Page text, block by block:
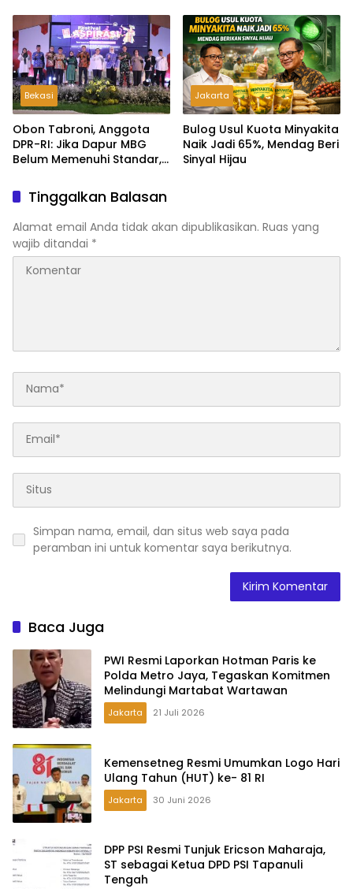
MBG: Tak Sesuai Aturan di
Lapangan, Akan Dibabat
Bekasi
Obon Tabroni, Anggota
DPR-RI: Jika Dapur MBG
Belum Memenuhi Standar,
Ditutup
Jakarta
Bulog Usul Kuota Minyakita
Naik Jadi 65%, Mendag Beri
Sinyal Hijau
Tinggalkan Balasan
Alamat email Anda tidak akan dipublikasikan. Ruas yang
wajib ditandai *
Simpan nama, email, dan situs web saya pada
peramban ini untuk komentar saya berikutnya.
Baca Juga
PWI Resmi Laporkan Hotman Paris ke
Polda Metro Jaya, Tegaskan Komitmen
Melindungi Martabat Wartawan
Jakarta 21 Juli 2026
Kemensetneg Resmi Umumkan Logo Hari
Ulang Tahun (HUT) ke- 81 RI
Jakarta 30 Juni 2026
DPP PSI Resmi Tunjuk Ericson Maharaja,
ST sebagai Ketua DPD PSI Tapanuli
Tengah